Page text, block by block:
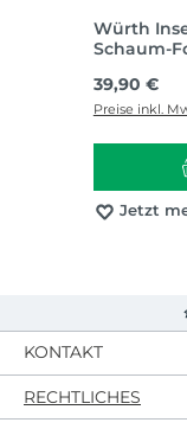
Würth
Schaum-
Regulärer
39,90 €
Preise inkl.
Jetzt
KONTAKT
RECHTLICHES